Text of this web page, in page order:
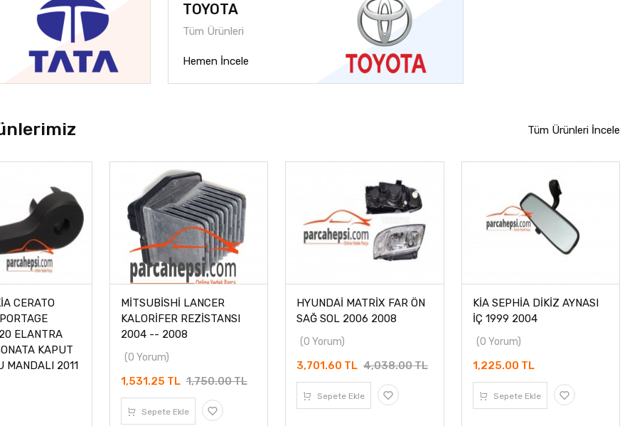
TOYOTA
Tüm Ürünleri
Hemen İncele
Tüm Ürünleri İncele
CERATO
ELANTRA
KAPUT
MANDALI 2011
MİTSUBİSHİ LANCER
KALORİFER REZİSTANSI
2004 -- 2008
(0 Yorum)
1,531.25 TL 1,750.00 TL
Sepete Ekle
HYUNDAİ MATRİX FAR ÖN
SAĞ SOL 2006 2008
(0 Yorum)
3,701.60 TL 4,038.00 TL
Sepete Ekle
KİA SEPHİA DİKİZ AYNASI
İÇ 1999 2004
(0 Yorum)
1,225.00 TL
Sepete Ekle